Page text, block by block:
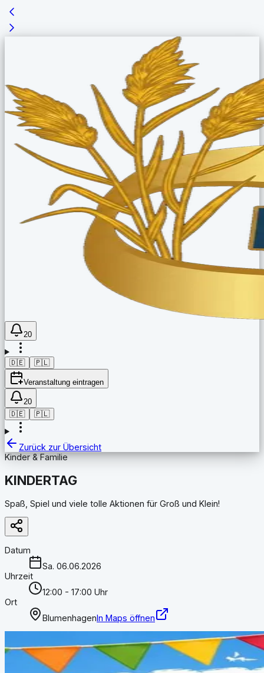
20
🇩🇪 🇵🇱
Veranstaltung eintragen
20
🇩🇪
🇵🇱
Zurück zur Übersicht
Kinder & Familie
KINDERTAG
Spaß, Spiel und viele tolle Aktionen für Groß und Klein!
Datum
Sa. 06.06.2026
Uhrzeit
12:00 - 17:00 Uhr
Ort
BlumenhagenIn Maps öffnen